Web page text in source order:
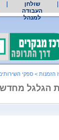
שולחן
העבודה
למנהל
הזמנות > ספקי
הגלגל